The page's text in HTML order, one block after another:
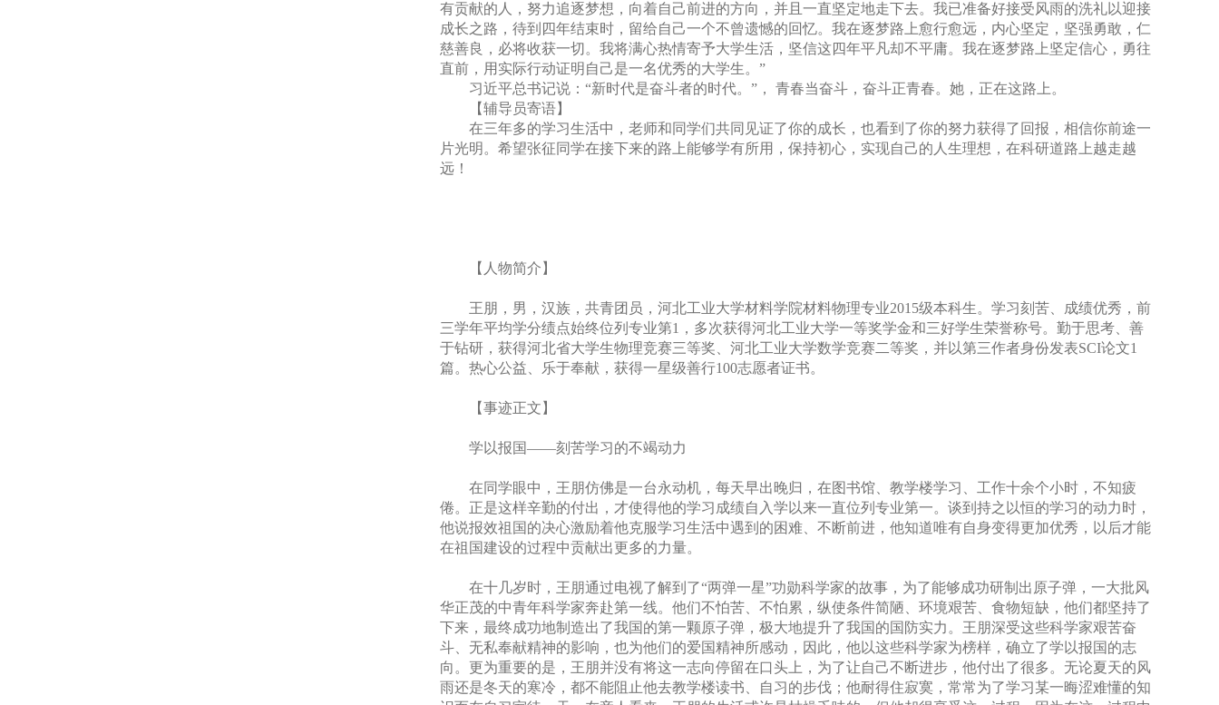
有贡献的人，努力追逐梦想，向着自己前进的方向，并且一直坚定地走下去。我已准备好接受风雨的洗礼以迎接
成长之路，待到四年结束时，留给自己一个不曾遗憾的回忆。我在逐梦路上愈行愈远，内心坚定，坚强勇敢，仁
慈善良，必将收获一切。我将满心热情寄予大学生活，坚信这四年平凡却不平庸。我在逐梦路上坚定信心，勇往
直前，用实际行动证明自己是一名优秀的大学生。”
习近平总书记说：“新时代是奋斗者的时代。”， 青春当奋斗，奋斗正青春。她，正在这路上。
【辅导员寄语】
在三年多的学习生活中，老师和同学们共同见证了你的成长，也看到了你的努力获得了回报，相信你前途一
片光明。希望张征同学在接下来的路上能够学有所用，保持初心，实现自己的人生理想，在科研道路上越走越
远！
【人物简介】
王朋，男，汉族，共青团员，河北工业大学材料学院材料物理专业2015级本科生。学习刻苦、成绩优秀，前
三学年平均学分绩点始终位列专业第1 ，多次获得河北工业大学一等奖学金和三好学生荣誉称号。勤于思考、善
于钻研，获得河北省大学生物理竞赛三等奖、河北工业大学数学竞赛二等奖，并以第三作者身份发表SCI论文1
篇。热心公益、乐于奉献，获得一星级善行100志愿者证书。
【事迹正文】
学以报国——刻苦学习的不竭动力
在同学眼中，王朋仿佛是一台永动机，每天早出晚归，在图书馆、教学楼学习、工作十余个小时，不知疲
倦。正是这样辛勤的付出，才使得他的学习成绩自入学以来一直位列专业第一。谈到持之以恒的学习的动力时，
他说报效祖国的决心激励着他克服学习生活中遇到的困难、不断前进，他知道唯有自身变得更加优秀，以后才能
在祖国建设的过程中贡献出更多的力量。
在十几岁时，王朋通过电视了解到了“两弹一星”功勋科学家的故事，为了能够成功研制出原子弹，一大批风
华正茂的中青年科学家奔赴第一线。他们不怕苦、不怕累，纵使条件简陋、环境艰苦、食物短缺，他们都坚持了
下来，最终成功地制造出了我国的第一颗原子弹，极大地提升了我国的国防实力。王朋深受这些科学家艰苦奋
斗、无私奉献精神的影响，也为他们的爱国精神所感动，因此，他以这些科学家为榜样，确立了学以报国的志
向。更为重要的是，王朋并没有将这一志向停留在口头上，为了让自己不断进步，他付出了很多。无论夏天的风
雨还是冬天的寒冷，都不能阻止他去教学楼读书、自习的步伐；他耐得住寂寞，常常为了学习某一晦涩难懂的知